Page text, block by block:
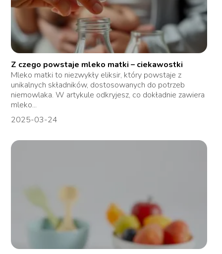
Z czego powstaje mleko matki – ciekawostki
Mleko matki to niezwykły eliksir, który powstaje z
unikalnych składników, dostosowanych do potrzeb
niemowlaka. W artykule odkryjesz, co dokładnie zawiera
mleko...
2025-03-24